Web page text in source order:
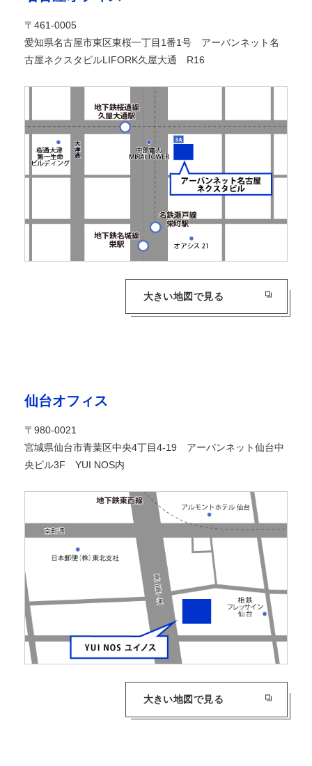
〒461-0005
愛知県名古屋市東区東桜一丁目1番1号 アーバンネット名
古屋ネクスタビルLIFORK久屋大通 R16
大きい地図で見る
仙台オフィス
〒980-0021
宮城県仙台市青葉区中央4丁目4-19 アーバンネット仙台中
央ビル3F YUI NOS内
大きい地図で見る